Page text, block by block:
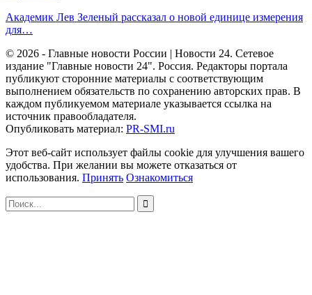
Академик Лев Зеленый рассказал о новой единице измерения
для…
© 2026 - Главные новости России | Новости 24. Сетевое
издание "Главные новости 24". Россия. Редакторы портала
публикуют сторонние материалы с соответствующим
выполнением обязательств по сохранению авторских прав. В
каждом публикуемом материале указывается ссылка на
источник правообладателя.
Опубликовать материал: PR-SMI.ru
Этот веб-сайт использует файлы cookie для улучшения вашего
удобства. При желании вы можете отказаться от
использования. Принять Ознакомиться